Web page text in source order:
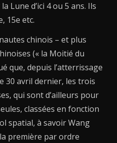
Lune d’ici 4 ou 5 ans. Ils
15e etc.
chinois – et plus
(« la Moitié du
que, depuis l’atterrissage
30 avril dernier, les trois
qui sont d’ailleurs pour
classées en fonction
spatial, à savoir Wang
première par ordre